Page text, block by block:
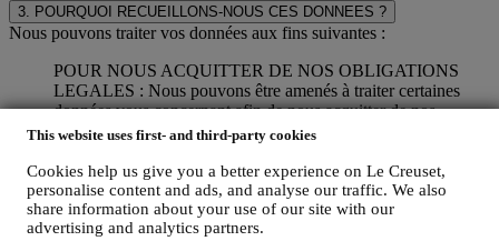
This website uses first- and third-party cookies
Cookies help us give you a better experience on Le Creuset,
personalise content and ads, and analyse our traffic. We also
share information about your use of our site with our
advertising and analytics partners.
3. POURQUOI RECUEILLONS-NOUS CES DONNEES ?
Nous pouvons traiter vos données aux fins suivantes :
POUR NOUS ACQUITTER DE NOS OBLIGATIONS
LEGALES : Nous pouvons être amenés à traiter certaines
données vous concernant afin de nous acquitter de nos
obligations légales et autres obligations découlant
POUR CREER UN COMPTE LE CREUSET : Nous
utiliserons vos données pour créer un compte Le Creuset qui
vous donnera accès à un ensemble d’avantages réservés aux
utilisateurs enregistrés, afin de vous permettre de mieux